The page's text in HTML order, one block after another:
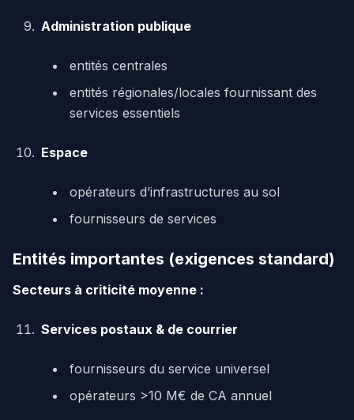
Administration publique
entités centrales
entités régionales/locales fournissant des
services essentiels
Espace
opérateurs d’infrastructures au sol
fournisseurs de services
Entités importantes (exigences standard)
Secteurs à criticité moyenne :
Services postaux & de courrier
fournisseurs du service universel
opérateurs >10 M€ de CA annuel